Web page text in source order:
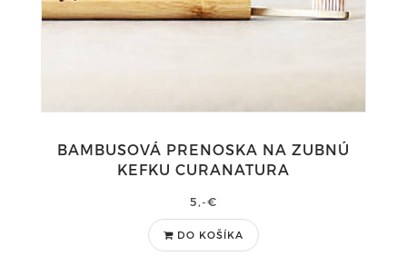
BAMBUSOVÁ PRENOSKA NA ZUBNÚ
KEFKU CURANATURA
5,-€
DO KOŠÍKA